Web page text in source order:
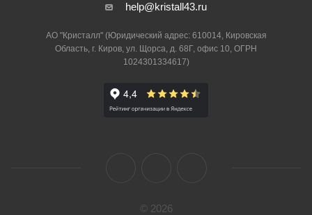
help@kristall43.ru
АО "Кристалл" (Юридический адрес: 610014, Кировская
Область, г. Киров, ул. Щорса, д. 68Г, офис 10, ОГРН
1024301334617)
© 2026